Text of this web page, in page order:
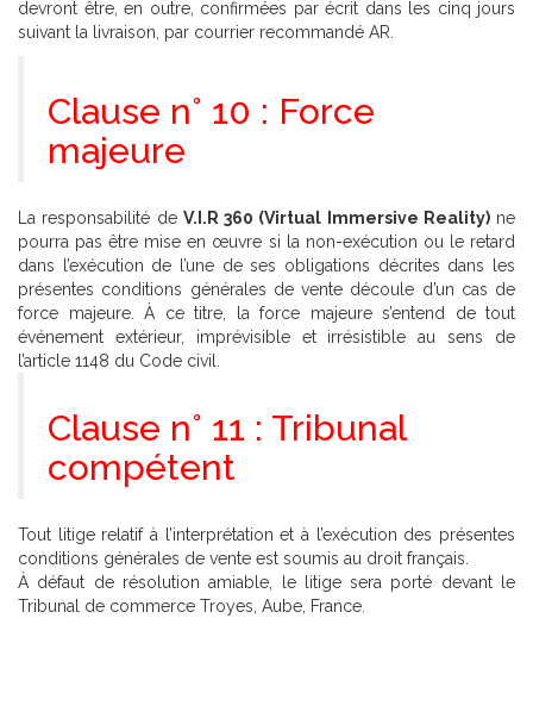
devront être, en outre, confirmées par écrit dans les cinq jours
suivant la livraison, par courrier recommandé AR.
Clause n° 10 : Force
majeure
La responsabilité de V.I.R 360 (Virtual Immersive Reality)ne
pourra pas être mise en œuvre si la non-exécution ou le retard
dans l’exécution de l’une de ses obligations décrites dans les
présentes conditions générales de vente découle d’un cas de
force majeure. À ce titre, la force majeure s’entend de tout
événement extérieur, imprévisible et irrésistible au sens de
l’article 1148 du Code civil.
Clause n° 11 : Tribunal
compétent
Tout litige relatif à l’interprétation et à l’exécution des présentes
conditions générales de vente est soumis au droit français.
À défaut de résolution amiable, le litige sera porté devant le
Tribunal de commerce Troyes, Aube, France.